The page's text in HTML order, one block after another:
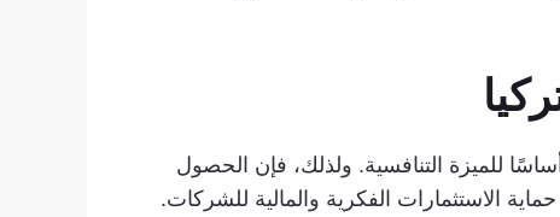
للميزة التنافسية. ولذلك، فإن الحصول
الاستثمارات الفكرية والمالية للشركات.